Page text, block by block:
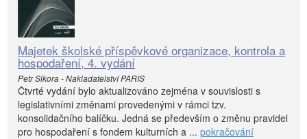
Majetek školské příspěvkové organizace, kontrola a
hospodaření, 4. vydání
Petr Sikora - Nakladatelství PARIS
Čtvrté vydání bylo aktualizováno zejména v souvislosti s
legislativními změnami provedenými v rámci tzv.
konsolidačního balíčku. Jedná se především o změnu pravidel
pro hospodaření s fondem kulturních a ... pokračování